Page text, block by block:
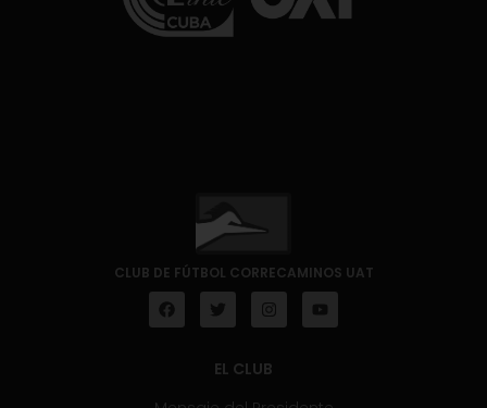
CLUB DE FÚTBOL CORRECAMINOS UAT
EL CLUB